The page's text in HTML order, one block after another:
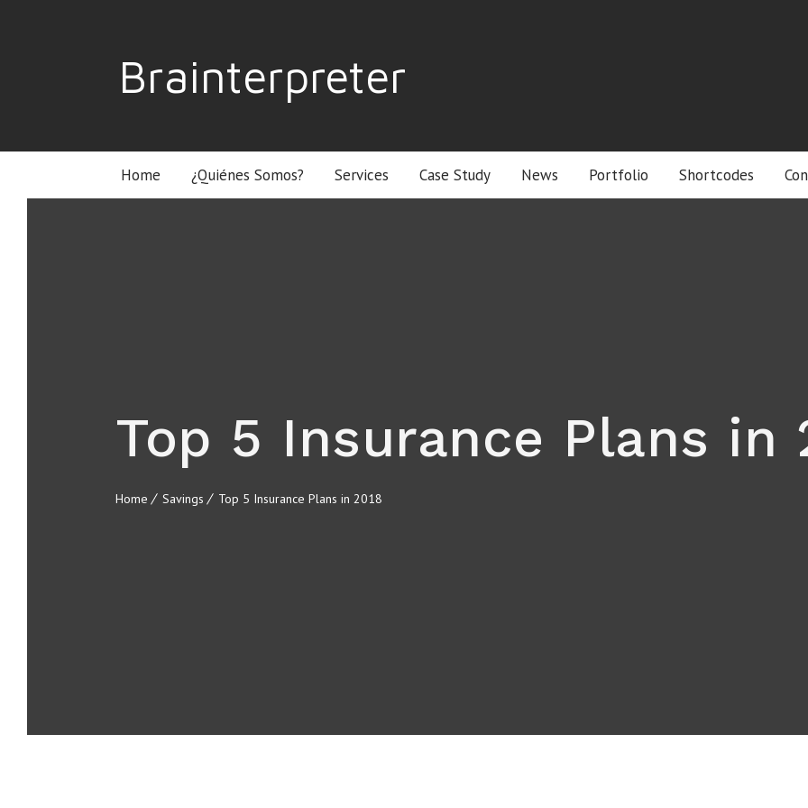
Brainterpreter
Home ¿Quiénes Somos? Services Case Study News Portfolio Shortcodes
Top 5 Insurance Plans in
Home Savings Top 5 Insurance Plans in 2018